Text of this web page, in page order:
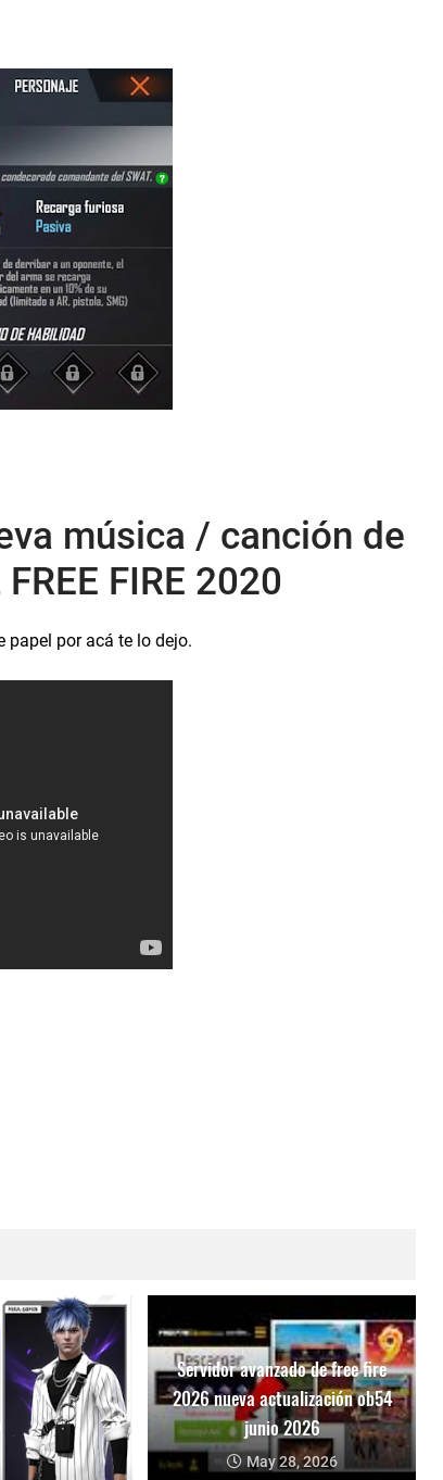
música / canción de
FIRE 2020
papel por acá te lo dejo.
Servidor avanzado de free fire
2026 nueva actualización ob54
junio 2026
May 28, 2026